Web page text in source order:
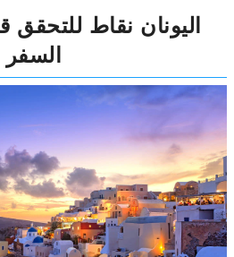
اليونان نقاط للتحقق
السفر